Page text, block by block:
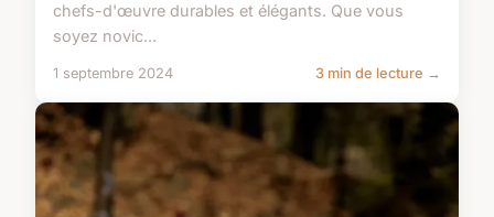
chefs-d'œuvre durables et élégants. Que vous
soyez novic...
1 septembre 2024 3 min de lecture →